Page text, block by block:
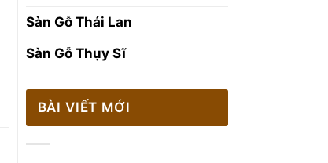
Sàn Gỗ Thái Lan
Sàn Gỗ Thụy Sĩ
BÀI VIẾT MỚI